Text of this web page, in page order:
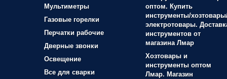
Мультиметры
Газовые горелки
Перчатки рабочие
Дверные звонки
Освещение
Все для сварки
оптом. Купить
инструменты/
электротовары.
инструментов от
магазина Лмар
Хозтовары и
инструменты оптом
Лмар. Магазин